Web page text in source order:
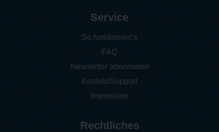
Service
So funktioniert‘s
FAQ
Newsletter abonnieren
Kontakt/Support
Impressum
Rechtliches